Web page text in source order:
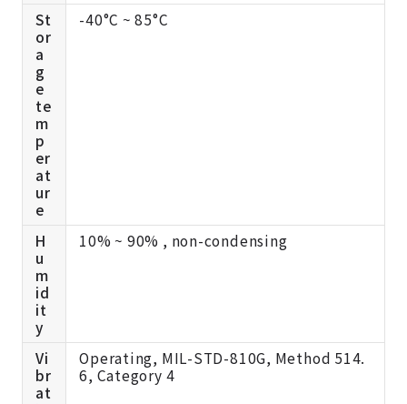
St
or
a
g
e
te
m
p
er
at
ur
e
-40°C ~ 85°C
H
u
m
id
it
y
10% ~ 90% , non-condensing
Vi
br
at
Operating, MIL-STD-810G, Method 514.
6, Category 4